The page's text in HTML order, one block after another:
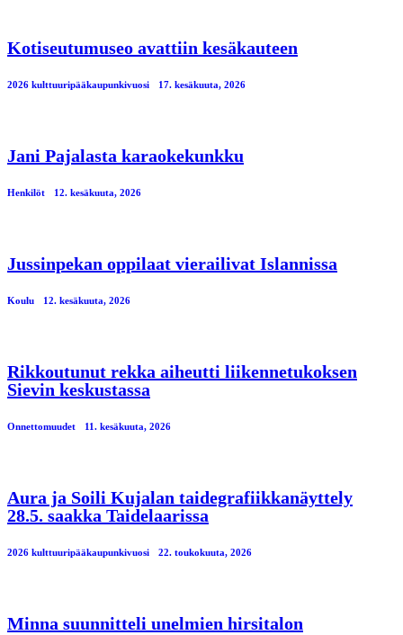
Kotiseutumuseo avattiin kesäkauteen
2026 kulttuuripääkaupunkivuosi 17. kesäkuuta, 2026
Jani Pajalasta karaokekunkku
Henkilöt 12. kesäkuuta, 2026
Jussinpekan oppilaat vierailivat Islannissa
Koulu 12. kesäkuuta, 2026
Rikkoutunut rekka aiheutti liikennetukoksen
Sievin keskustassa
Onnettomuudet 11. kesäkuuta, 2026
Aura ja Soili Kujalan taidegrafiikkanäyttely
28.5. saakka Taidelaarissa
2026 kulttuuripääkaupunkivuosi 22. toukokuuta, 2026
Minna suunnitteli unelmien hirsitalon